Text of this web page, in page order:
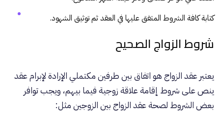
كتابة كافة الشروط المتفق عليها في العقد ثم توثيق الشهود.
شروط الزواج الصحيح
يعتبر عقد الزواج هو اتفاق بين طرفين مكتملي الإرادة لإبرام عقد
ينص على شروط إقامة علاقة زوجية فيما بيهم، ويجب توافر
بعض الشروط لصحة عقد الزواج بين الزوجين مثل: